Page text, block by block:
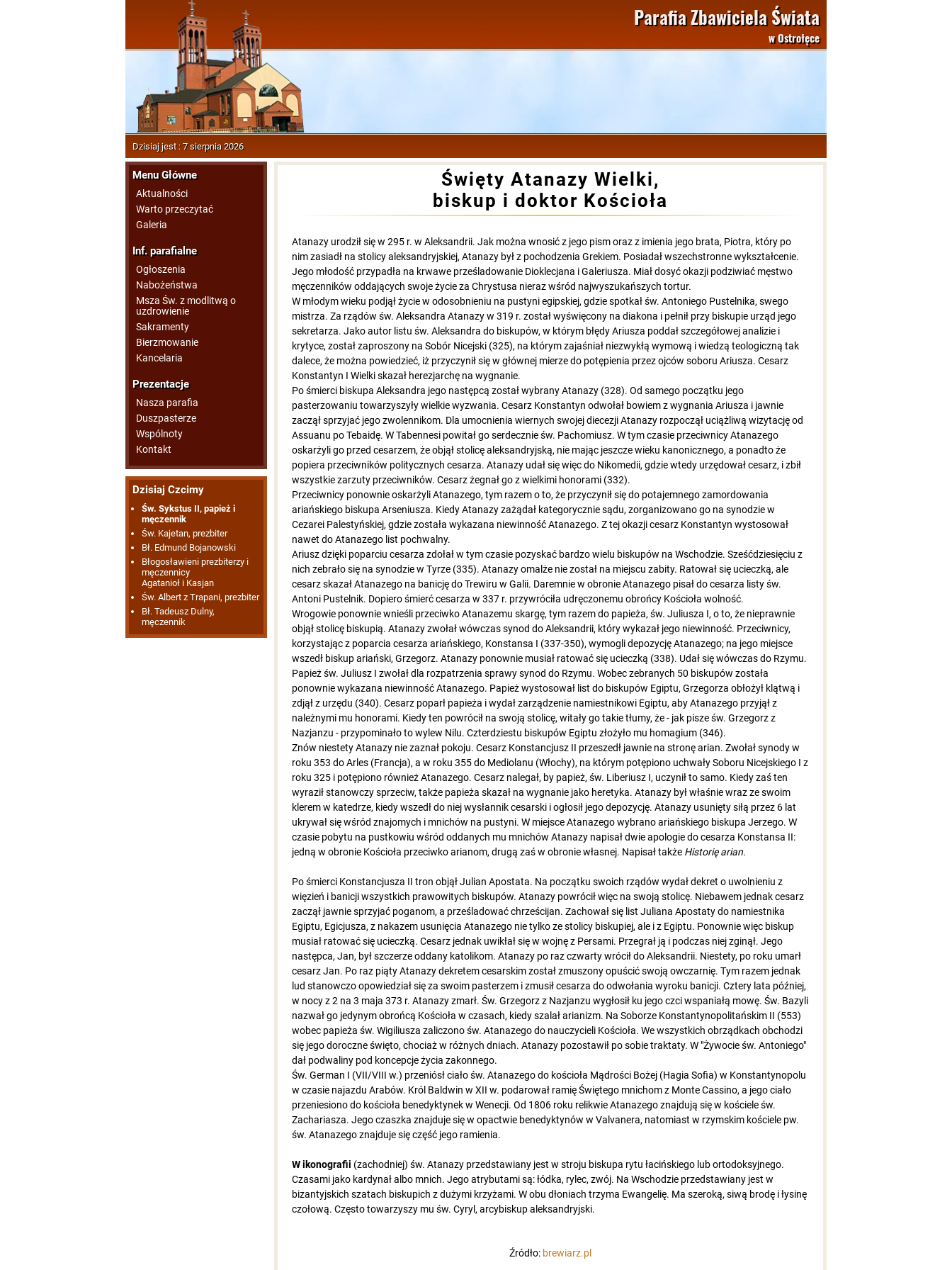
Dzisiaj jest : 7 sierpnia 2026
Parafia Zbawiciela Świata
w Ostrołęce
Menu Główne
Aktualności
Warto przeczytać
Galeria
Inf. parafialne
Ogłoszenia
Nabożeństwa
Msza Św. z modlitwą o
uzdrowienie
Sakramenty
Bierzmowanie
Kancelaria
Prezentacje
Nasza parafia
Duszpasterze
Wspólnoty
Kontakt
Dzisiaj Czcimy
Św. Sykstus II, papież i
męczennik
Św. Kajetan, prezbiter
Bł. Edmund Bojanowski
Błogosławieni prezbiterzy i
męczennicy
Agatanioł i Kasjan
Św. Albert z Trapani, prezbiter
Bł. Tadeusz Dulny,
męczennik
Święty Atanazy Wielki,
biskup i doktor Kościoła
Atanazy urodził się w 295 r. w Aleksandrii. Jak można wnosić z jego pism oraz z imienia jego brata, Piotra, który po
nim zasiadł na stolicy aleksandryjskiej, Atanazy był z pochodzenia Grekiem. Posiadał wszechstronne wykształcenie.
Jego młodość przypadła na krwawe prześladowanie Dioklecjana i Galeriusza. Miał dosyć okazji podziwiać męstwo
męczenników oddających swoje życie za Chrystusa nieraz wśród najwyszukańszych tortur.
W młodym wieku podjął życie w odosobnieniu na pustyni egipskiej, gdzie spotkał św. Antoniego Pustelnika, swego
mistrza. Za rządów św. Aleksandra Atanazy w 319 r. został wyświęcony na diakona i pełnił przy biskupie urząd jego
sekretarza. Jako autor listu św. Aleksandra do biskupów, w którym błędy Ariusza poddał szczegółowej analizie i
krytyce, został zaproszony na Sobór Nicejski (325), na którym zajaśniał niezwykłą wymową i wiedzą teologiczną tak
dalece, że można powiedzieć, iż przyczynił się w głównej mierze do potępienia przez ojców soboru Ariusza. Cesarz
Konstantyn I Wielki skazał herezjarchę na wygnanie.
Po śmierci biskupa Aleksandra jego następcą został wybrany Atanazy (328). Od samego początku jego
pasterzowaniu towarzyszyły wielkie wyzwania. Cesarz Konstantyn odwołał bowiem z wygnania Ariusza i jawnie
zaczął sprzyjać jego zwolennikom. Dla umocnienia wiernych swojej diecezji Atanazy rozpoczął uciążliwą wizytację od
Assuanu po Tebaidę. W Tabennesi powitał go serdecznie św. Pachomiusz. W tym czasie przeciwnicy Atanazego
oskarżyli go przed cesarzem, że objął stolicę aleksandryjską, nie mając jeszcze wieku kanonicznego, a ponadto że
popiera przeciwników politycznych cesarza. Atanazy udał się więc do Nikomedii, gdzie wtedy urzędował cesarz, i zbił
wszystkie zarzuty przeciwników. Cesarz żegnał go z wielkimi honorami (332).
Przeciwnicy ponownie oskarżyli Atanazego, tym razem o to, że przyczynił się do potajemnego zamordowania
ariańskiego biskupa Arseniusza. Kiedy Atanazy zażądał kategorycznie sądu, zorganizowano go na synodzie w
Cezarei Palestyńskiej, gdzie została wykazana niewinność Atanazego. Z tej okazji cesarz Konstantyn wystosował
nawet do Atanazego list pochwalny.
Ariusz dzięki poparciu cesarza zdołał w tym czasie pozyskać bardzo wielu biskupów na Wschodzie. Sześćdziesięciu z
nich zebrało się na synodzie w Tyrze (335). Atanazy omalże nie został na miejscu zabity. Ratował się ucieczką, ale
cesarz skazał Atanazego na banicję do Trewiru w Galii. Daremnie w obronie Atanazego pisał do cesarza listy św.
Antoni Pustelnik. Dopiero śmierć cesarza w 337 r. przywróciła udręczonemu obrońcy Kościoła wolność.
Wrogowie ponownie wnieśli przeciwko Atanazemu skargę, tym razem do papieża, św. Juliusza I, o to, że nieprawnie
objął stolicę biskupią. Atanazy zwołał wówczas synod do Aleksandrii, który wykazał jego niewinność. Przeciwnicy,
korzystając z poparcia cesarza ariańskiego, Konstansa I (337-350), wymogli depozycję Atanazego; na jego miejsce
wszedł biskup ariański, Grzegorz. Atanazy ponownie musiał ratować się ucieczką (338). Udał się wówczas do Rzymu.
Papież św. Juliusz I zwołał dla rozpatrzenia sprawy synod do Rzymu. Wobec zebranych 50 biskupów została
ponownie wykazana niewinność Atanazego. Papież wystosował list do biskupów Egiptu, Grzegorza obłożył klątwą i
zdjął z urzędu (340). Cesarz poparł papieża i wydał zarządzenie namiestnikowi Egiptu, aby Atanazego przyjął z
należnymi mu honorami. Kiedy ten powrócił na swoją stolicę, witały go takie tłumy, że - jak pisze św. Grzegorz z
Nazjanzu - przypominało to wylew Nilu. Czterdziestu biskupów Egiptu złożyło mu homagium (346).
Znów niestety Atanazy nie zaznał pokoju. Cesarz Konstancjusz II przeszedł jawnie na stronę arian. Zwołał synody w
roku 353 do Arles (Francja), a w roku 355 do Mediolanu (Włochy), na którym potępiono uchwały Soboru Nicejskiego I z
roku 325 i potępiono również Atanazego. Cesarz nalegał, by papież, św. Liberiusz I, uczynił to samo. Kiedy zaś ten
wyraził stanowczy sprzeciw, także papieża skazał na wygnanie jako heretyka. Atanazy był właśnie wraz ze swoim
klerem w katedrze, kiedy wszedł do niej wysłannik cesarski i ogłosił jego depozycję. Atanazy usunięty siłą przez 6 lat
ukrywał się wśród znajomych i mnichów na pustyni. W miejsce Atanazego wybrano ariańskiego biskupa Jerzego. W
czasie pobytu na pustkowiu wśród oddanych mu mnichów Atanazy napisał dwie apologie do cesarza Konstansa II:
jedną w obronie Kościoła przeciwko arianom, drugą zaś w obronie własnej. Napisał także Historię arian.
Po śmierci Konstancjusza II tron objął Julian Apostata. Na początku swoich rządów wydał dekret o uwolnieniu z
więzień i banicji wszystkich prawowitych biskupów. Atanazy powrócił więc na swoją stolicę. Niebawem jednak cesarz
zaczął jawnie sprzyjać poganom, a prześladować chrześcijan. Zachował się list Juliana Apostaty do namiestnika
Egiptu, Egicjusza, z nakazem usunięcia Atanazego nie tylko ze stolicy biskupiej, ale i z Egiptu. Ponownie więc biskup
musiał ratować się ucieczką. Cesarz jednak uwikłał się w wojnę z Persami. Przegrał ją i podczas niej zginął. Jego
następca, Jan, był szczerze oddany katolikom. Atanazy po raz czwarty wrócił do Aleksandrii. Niestety, po roku umarł
cesarz Jan. Po raz piąty Atanazy dekretem cesarskim został zmuszony opuścić swoją owczarnię. Tym razem jednak
lud stanowczo opowiedział się za swoim pasterzem i zmusił cesarza do odwołania wyroku banicji. Cztery lata później,
w nocy z 2 na 3 maja 373 r. Atanazy zmarł. Św. Grzegorz z Nazjanzu wygłosił ku jego czci wspaniałą mowę. Św. Bazyli
nazwał go jedynym obrońcą Kościoła w czasach, kiedy szalał arianizm. Na Soborze Konstantynopolitańskim II (553)
wobec papieża św. Wigiliusza zaliczono św. Atanazego do nauczycieli Kościoła. We wszystkich obrządkach obchodzi
się jego doroczne święto, chociaż w różnych dniach. Atanazy pozostawił po sobie traktaty. W "Żywocie św. Antoniego"
dał podwaliny pod koncepcje życia zakonnego.
Św. German I (VII/VIII w.) przeniósł ciało św. Atanazego do kościoła Mądrości Bożej (Hagia Sofia) w Konstantynopolu
w czasie najazdu Arabów. Król Baldwin w XII w. podarował ramię Świętego mnichom z Monte Cassino, a jego ciało
przeniesiono do kościoła benedyktynek w Wenecji. Od 1806 roku relikwie Atanazego znajdują się w kościele św.
Zachariasza. Jego czaszka znajduje się w opactwie benedyktynów w Valvanera, natomiast w rzymskim kościele pw.
św. Atanazego znajduje się część jego ramienia.
W ikonografii (zachodniej) św. Atanazy przedstawiany jest w stroju biskupa rytu łacińskiego lub ortodoksyjnego.
Czasami jako kardynał albo mnich. Jego atrybutami są: łódka, rylec, zwój. Na Wschodzie przedstawiany jest w
bizantyjskich szatach biskupich z dużymi krzyżami. W obu dłoniach trzyma Ewangelię. Ma szeroką, siwą brodę i łysinę
czołową. Często towarzyszy mu św. Cyryl, arcybiskup aleksandryjski.
Źródło: brewiarz.pl